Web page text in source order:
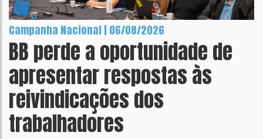
Campanha Nacional | 06/08/2026
BB perde a oportunidade de
apresentar respostas às
reivindicações dos
trabalhadores